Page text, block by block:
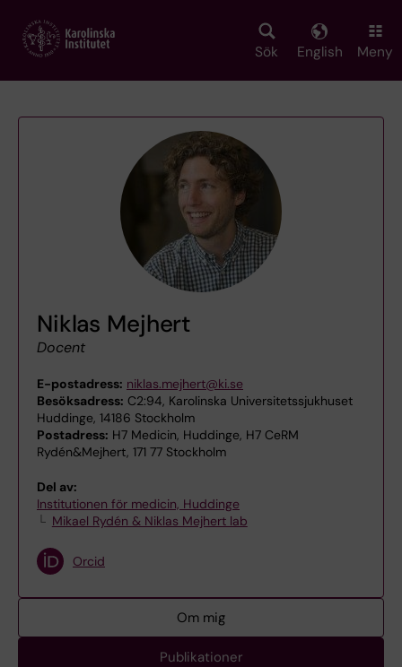
main
Sök English Meny
Niklas Mejhert
Docent
E-postadress: niklas.mejhert@ki.se
Besöksadress: C2:94, Karolinska Universitetssjukhuset
Huddinge, 14186 Stockholm
Postadress: H7 Medicin, Huddinge, H7 CeRM
Rydén&Mejhert, 171 77 Stockholm
Del av:
Institutionen för medicin, Huddinge
Mikael Rydén & Niklas Mejhert lab
Orcid
Om mig
Publikationer